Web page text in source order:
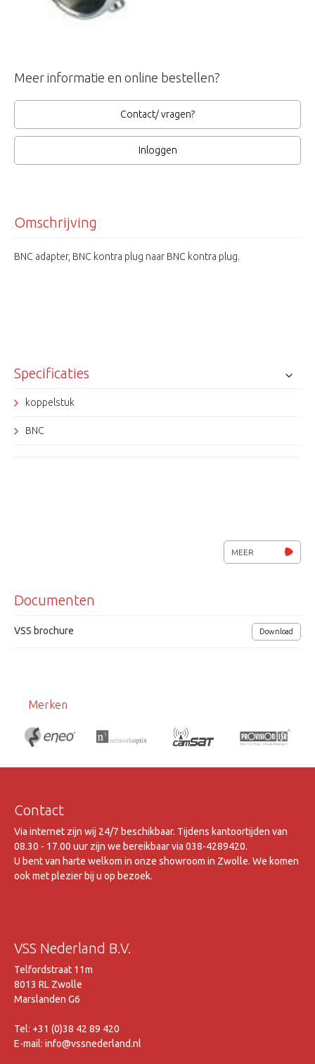
Meer informatie en online bestellen?
Contact/ vragen?
Inloggen
Omschrijving
BNC adapter, BNC kontra plug naar BNC kontra plug.
Specificaties
koppelstuk
BNC
MEER
Documenten
VSS brochure Download
Merken
Contact
Via internet zijn wij 24/7 beschikbaar. Tijdens kantoortijden van
08.30 - 17.00 uur zijn we bereikbaar via 038-4289420.
U bent van harte welkom in onze showroom in Zwolle. We komen
ook met plezier bij u op bezoek.
VSS Nederland B.V.
Telfordstraat 11m
8013 RL Zwolle
Marslanden G6
Tel: +31 (0)38 42 89 420
E-mail: info@vssnederland.nl